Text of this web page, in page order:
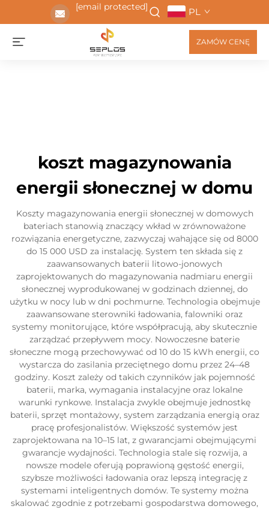
[email protected] PL
ZAMÓW CENĘ
koszt magazynowania
energii słonecznej w domu
Koszty magazynowania energii słonecznej w domowych
bateriach stanowią znaczący wkład w zrównoważone
rozwiązania energetyczne, zazwyczaj wahające się od 8000
do 15 000 USD za instalację. System ten składa się z
zaawansowanych baterii litowo-jonowych
zaprojektowanych do magazynowania nadmiaru energii
słonecznej wyprodukowanej w godzinach dziennej, do
użytku w nocy lub w dni pochmurne. Technologia obejmuje
zaawansowane sterowniki ładowania, falowniki oraz
systemy monitorujące, które współpracują, aby skutecznie
zarządzać przepływem mocy. Nowoczesne baterie
słoneczne mogą przechowywać od 10 do 15 kWh energii, co
wystarcza do zasilania przeciętnego domu przez 24–48
godziny. Koszt zależy od takich czynników jak pojemność
baterii, marka, wymagania instalacyjne oraz lokalne
warunki rynkowe. Instalacja zwykle obejmuje jednostkę
baterii, sprzęt montażowy, system zarządzania energią oraz
pracę profesjonalistów. Większość systemów jest
zaprojektowana na 10–15 lat, z gwarancjami obejmującymi
gwarancje wydajności. Technologia stale się rozwija, a
nowsze modele oferują poprawioną gęstość energii,
szybsze możliwości ładowania oraz lepszą integrację z
systemami inteligentnych domów. Te systemy można
skalować zgodnie z potrzebami gospodarstwa domowego,